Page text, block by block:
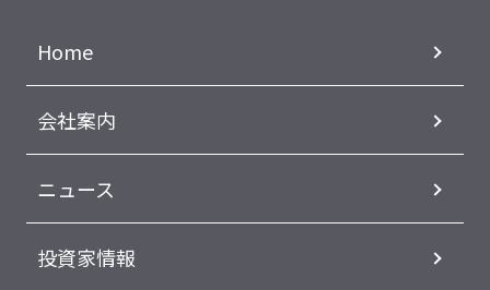
Home
会社案内
ニュース
投資家情報